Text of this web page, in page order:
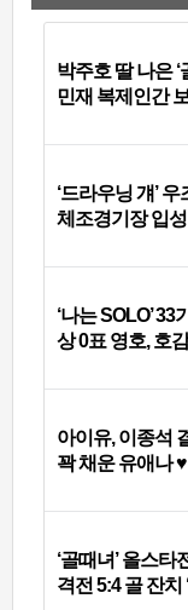
박주호 딸 나은 ‘
민재 복제인간
‘드라우닝 걔’
체조경기장 입
‘나는 SOLO’
상 0표 영호, 호
아이유, 이종석
꽉 채운 유애나
‘골때녀’ 올스
격전 5:4 골 잔치